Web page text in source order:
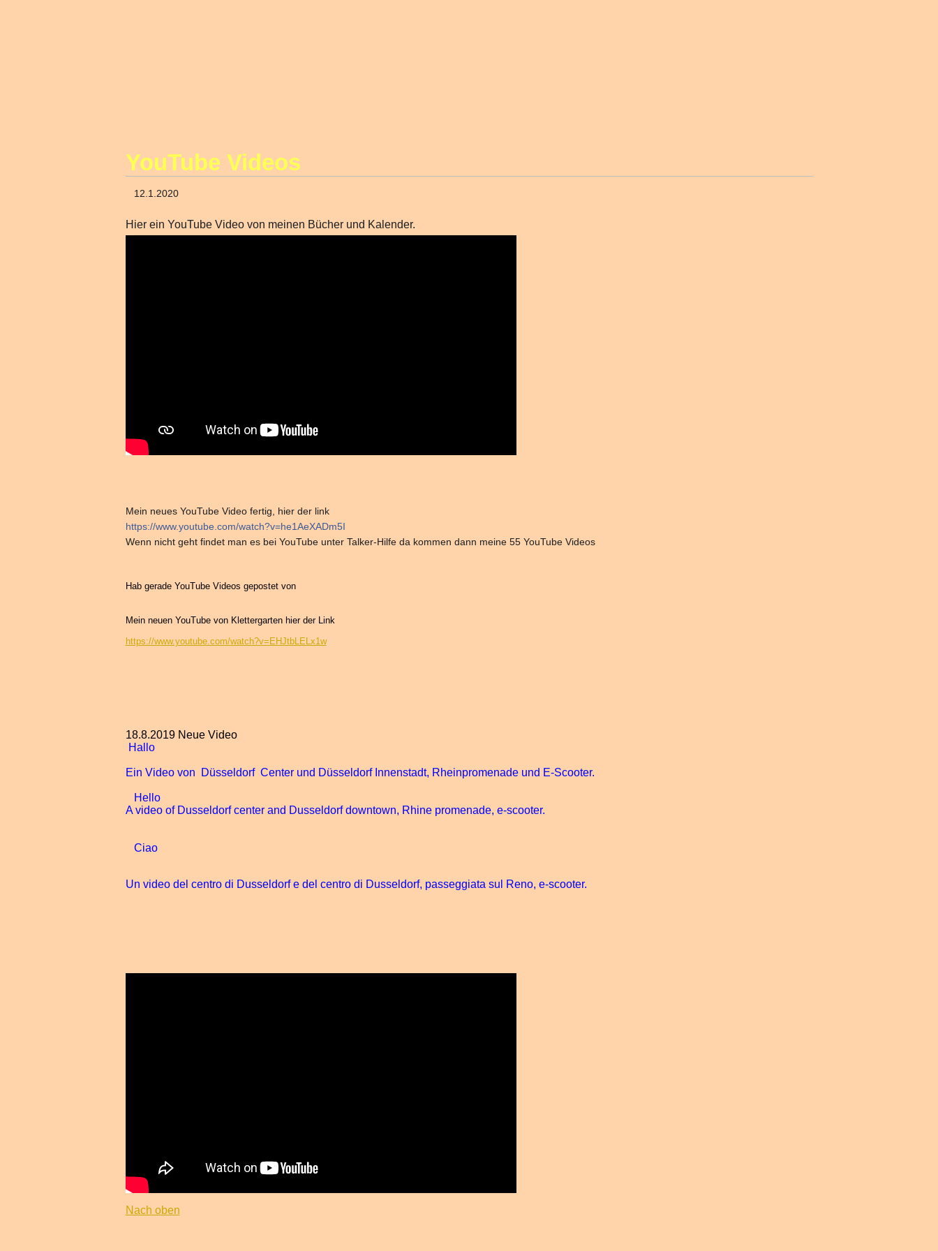
YouTube Videos
12.1.2020
Hier ein YouTube Video von meinen Bücher und Kalender.
Mein neues YouTube Video fertig, hier der link
https://www.youtube.com/watch?v=he1AeXADm5I
Wenn nicht geht findet man es bei YouTube unter Talker-Hilfe da kommen dann meine 55 YouTube Videos
Hab gerade YouTube Videos gepostet von
Mein neuen YouTube von Klettergarten hier der Link
https://www.youtube.com/watch?v=EHJtbLELx1w
18.8.2019 Neue Video
Hallo
Ein Video von Düsseldorf Center und Düsseldorf Innenstadt, Rheinpromenade und E-Scooter.
Hello
A video of Dusseldorf center and Dusseldorf downtown, Rhine promenade, e-scooter.
Ciao
Un video del centro di Dusseldorf e del centro di Dusseldorf, passeggiata sul Reno, e-scooter.
Nach oben